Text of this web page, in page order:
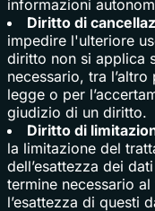
informazioni
Diritto di
impedire l'ulteriore
diritto non si applica
necessario, tra
legge o per
giudizio di un diritto.
Diritto di
la limitazione del
dell’esattezza dei
termine necessario
l’esattezza di questi